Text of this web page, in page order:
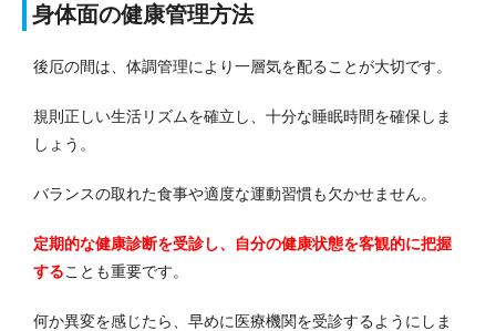
身体面の健康管理方法
後厄の間は、体調管理により一層気を配ることが大切です。
規則正しい生活リズムを確立し、十分な睡眠時間を確保しま
しょう。
バランスの取れた食事や適度な運動習慣も欠かせません。
定期的な健康診断を受診し、自分の健康状態を客観的に把握
することも重要です。
何か異変を感じたら、早めに医療機関を受診するようにしま